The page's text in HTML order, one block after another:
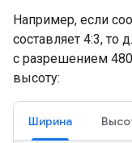
Например, если
составляет 4:3, то
с разрешением
высоту:
Ширина